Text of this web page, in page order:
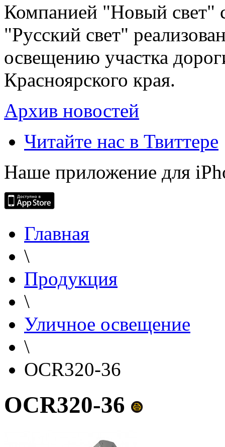
Компанией "Новый свет"
"Русский свет"
освещению участка
Красноярского края.
Архив новостей
Читайте нас в Твиттере
Наше приложение для
Главная
\
Продукция
\
Уличное освещение
\
OCR320-36
OCR320-36